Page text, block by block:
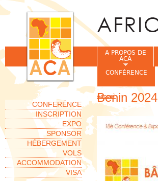
Benin 2024
A PROPOS DE
ACA
CONFÉRENCE
Vous êtes ici
Accueil
CONFERÉNCE
INSCRIPTION
EXPO
SPONSOR
HÉBERGEMENT
VOLS
ACCOMMODATION
VISA